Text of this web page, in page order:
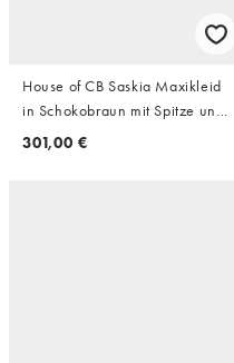
House of CB Saskia Maxikleid
in Schokobraun mit Spitze und
konturierter Silhouette
301,00 €